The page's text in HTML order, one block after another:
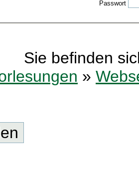
Passwort
Sie befinden
»